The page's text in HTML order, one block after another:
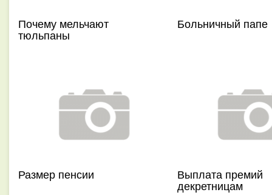
Почему мельчают
тюльпаны
Больничный папе
Размер пенсии Выплата премий
декретницам